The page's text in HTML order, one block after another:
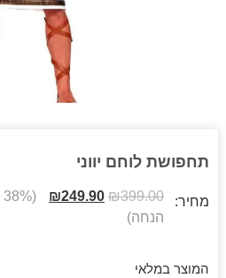
תחפושת לוחם יווני
מחיר: ₪399.00
₪249.90
הנחה)
המוצר במלאי